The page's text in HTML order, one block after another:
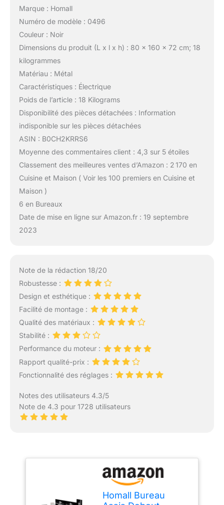
Marque : Homall
Numéro de modèle : 0496
Couleur : Noir
Dimensions du produit (L x l x h) : 80 x 160 x 72 cm; 18
kilogrammes
Matériau : Métal
Caractéristiques : Électrique
Poids de l’article : 18 Kilograms
Disponibilité des pièces détachées : Information
indisponible sur les pièces détachées
ASIN : B0CH2KRRS6
Moyenne des commentaires client : 4,3 sur 5 étoiles
Classement des meilleures ventes d’Amazon : 2 170 en
Cuisine et Maison ( Voir les 100 premiers en Cuisine et
Maison )
6 en Bureaux
Date de mise en ligne sur Amazon.fr : 19 septembre
2023
Note de la rédaction 18/20
Robustesse :
Design et esthétique :
Facilité de montage :
Qualité des matériaux :
Stabilité :
Performance du moteur :
Rapport qualité-prix :
Fonctionnalité des réglages :
Notes des utilisateurs 4.3/5
Note de 4.3 pour 1728 utilisateurs
Homall Bureau